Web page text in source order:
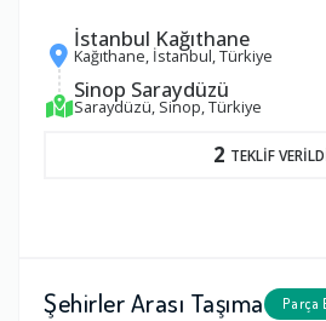
İstanbul Kağıthane
Kağıthane, İstanbul, Türkiye
Sinop Saraydüzü
Saraydüzü, Sinop, Türkiye
2 TEKLİF
Şehirler Arası Taşıma Parça